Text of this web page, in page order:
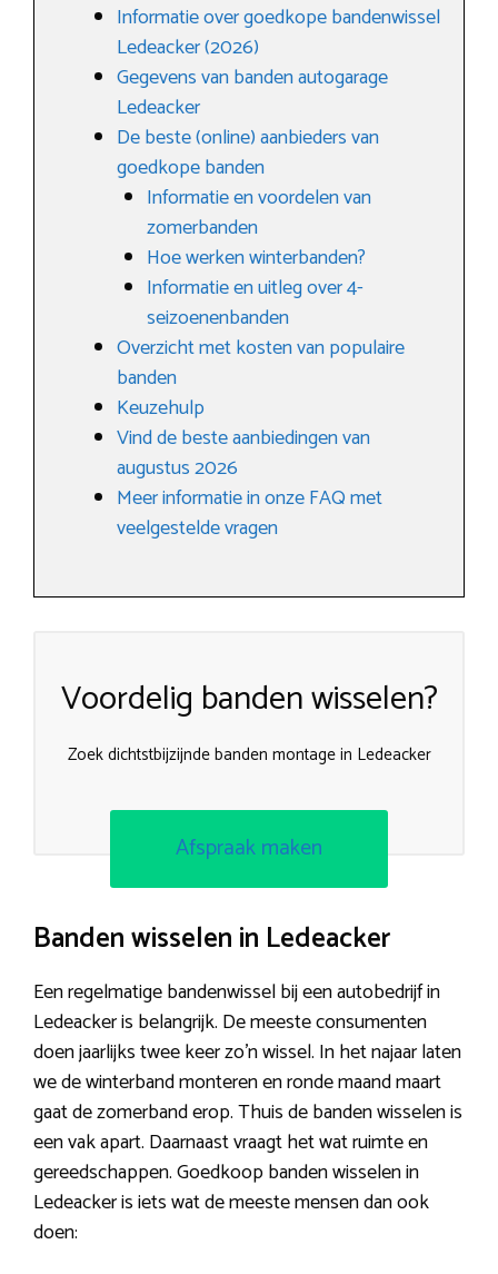
Informatie over goedkope bandenwissel
Ledeacker (2026)
Gegevens van banden autogarage
Ledeacker
De beste (online) aanbieders van
goedkope banden
Informatie en voordelen van
zomerbanden
Hoe werken winterbanden?
Informatie en uitleg over 4-
seizoenenbanden
Overzicht met kosten van populaire
banden
Keuzehulp
Vind de beste aanbiedingen van
augustus 2026
Meer informatie in onze FAQ met
veelgestelde vragen
Voordelig banden wisselen?
Zoek dichtstbijzijnde banden montage in Ledeacker
Afspraak maken
Banden wisselen in Ledeacker
Een regelmatige bandenwissel bij een autobedrijf in
Ledeacker is belangrijk. De meeste consumenten
doen jaarlijks twee keer zo’n wissel. In het najaar laten
we de winterband monteren en ronde maand maart
gaat de zomerband erop. Thuis de banden wisselen is
een vak apart. Daarnaast vraagt het wat ruimte en
gereedschappen. Goedkoop banden wisselen in
Ledeacker is iets wat de meeste mensen dan ook
doen: